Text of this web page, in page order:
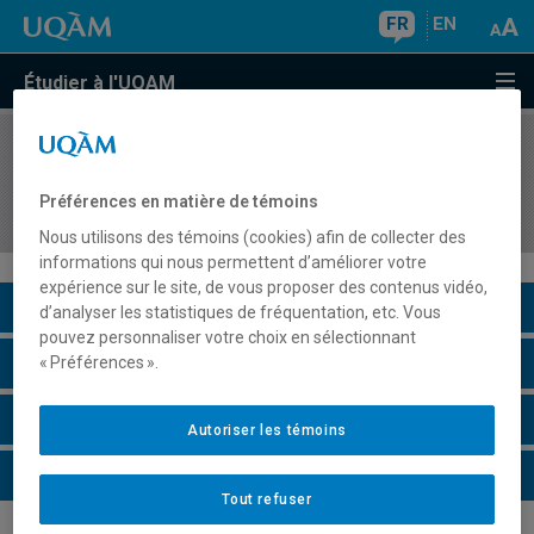
FR EN
Étudier à l'UQAM
COURS//
gestion
Description du cours
Horaire - Été 2026
Horaire - Automne 2026
Horaire - Hiver 2027
Préférences en matière de témoins
Nous utilisons des témoins (cookies) afin de collecter des
informations qui nous permettent d’améliorer votre
expérience sur le site, de vous proposer des contenus vidéo,
d’analyser les statistiques de fréquentation, etc. Vous
pouvez personnaliser votre choix en sélectionnant
« Préférences ».
Tout refuser
Autoriser les témoins